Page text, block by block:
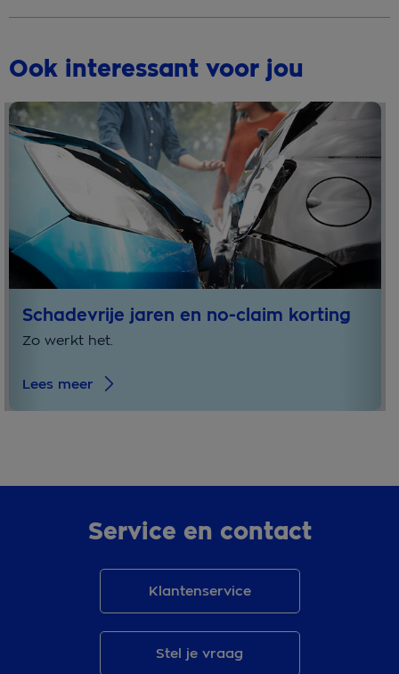
Ook interessant voor jou
Schadevrije jaren en no-claim korting
Zo werkt het.
Lees meer
Service en contact
Klantenservice
Stel je vraag